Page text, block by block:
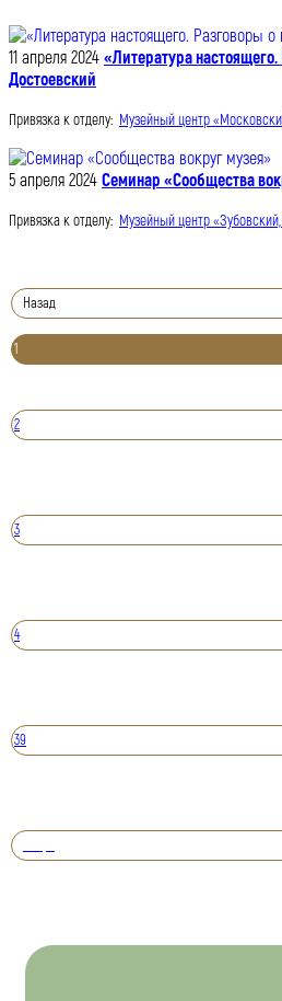
11 апреля 2024 «Литература
Достоевский
Привязка к отделу: Музейный центр
5 апреля 2024 Семинар «Сообщества
Привязка к отделу: Музейный центр «Зубовский,
Назад
1
2
3
4
39